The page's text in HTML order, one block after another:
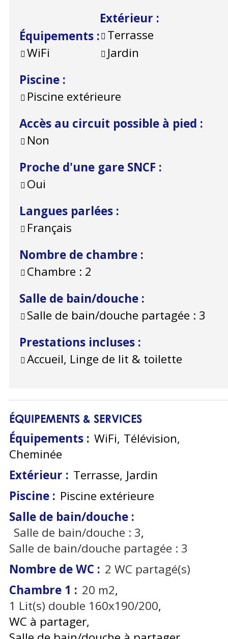
Équipements :
WiFi
Extérieur :
Terrasse
Jardin
Piscine :
Piscine extérieure
Accès au circuit possible à pied :
Non
Proche d'une gare SNCF :
Oui
Langues parlées :
Français
Nombre de chambre :
Chambre : 2
Salle de bain/douche :
Salle de bain/douche partagée : 3
Prestations incluses :
Accueil, Linge de lit & toilette
ÉQUIPEMENTS & SERVICES
Équipements : WiFi Télévision
Cheminée
Extérieur : Terrasse Jardin
Piscine : Piscine extérieure
Salle de bain/douche :
Salle de bain/douche : 3
Salle de bain/douche partagée : 3
Nombre de WC : 2 WC partagé(s)
Chambre 1 : 20 m2
1 Lit(s) double 160x190/200
WC à partager